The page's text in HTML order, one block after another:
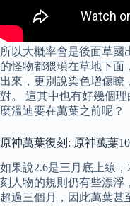
所以大概率會是後面草國
的怪物都猥瑣在草地下面
出來，更別說染色增傷瞭
對。 這其中也有好幾個
麼溫迪要在萬葉之前呢？
原神萬葉復刻: 原神萬葉
如果說2.6是三月底上線
刻人物的規則仍有些漂浮
超過三個月，因此萬葉甚